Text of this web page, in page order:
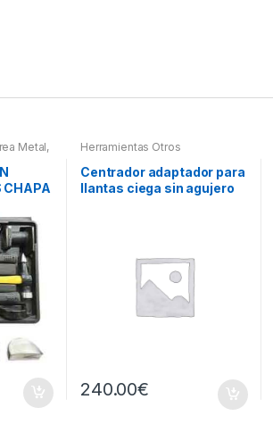
Metal,
CHAPA
Herramientas Otros
Centrador adaptador para
llantas ciega sin agujero
240.00€